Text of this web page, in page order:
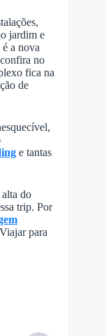
jardim e
é a nova
no
fica na
de
e tantas
do
trip. Por
para